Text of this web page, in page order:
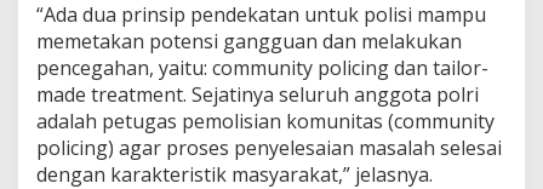
“Ada dua prinsip pendekatan untuk polisi mampu
memetakan potensi gangguan dan melakukan
pencegahan, yaitu: community policing dan tailor-
made treatment. Sejatinya seluruh anggota polri
adalah petugas pemolisian komunitas (community
policing) agar proses penyelesaian masalah selesai
dengan karakteristik masyarakat,” jelasnya.